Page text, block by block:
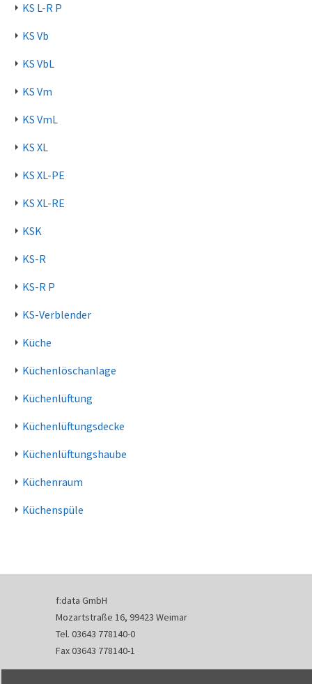
KS L-R P
KS Vb
KS VbL
KS Vm
KS VmL
KS XL
KS XL-PE
KS XL-RE
KSK
KS-R
KS-R P
KS-Verblender
Küche
Küchenlöschanlage
Küchenlüftung
Küchenlüftungsdecke
Küchenlüftungshaube
Küchenraum
Küchenspüle
f:data GmbH
Mozartstraße 16, 99423 Weimar
Tel. 03643 778140-0
Fax 03643 778140-1
info@fdata.de